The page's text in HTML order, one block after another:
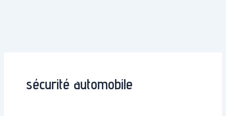
sécurité automobile